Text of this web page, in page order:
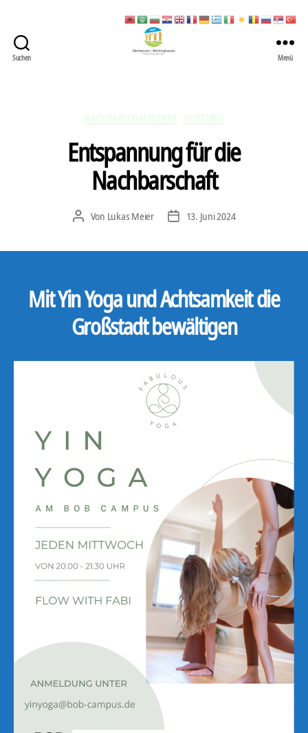
Suchen Menü
Entspannung für die
Nachbarschaft
Beitragsautor
Von Lukas Meier Veröffentlichungsdatum
13. Juni 2024
Mit Yin Yoga und Achtsamkeit die
Großstadt bewältigen